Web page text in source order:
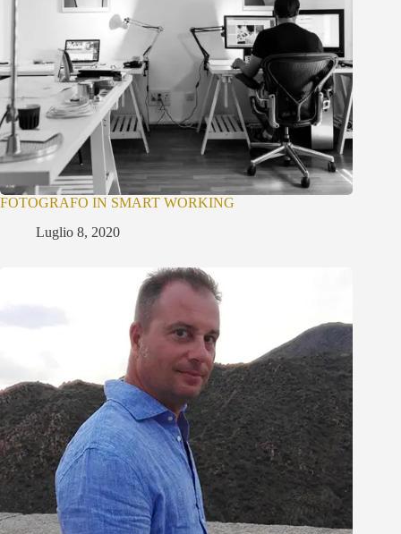
FOTOGRAFO IN SMART WORKING
Luglio 8, 2020